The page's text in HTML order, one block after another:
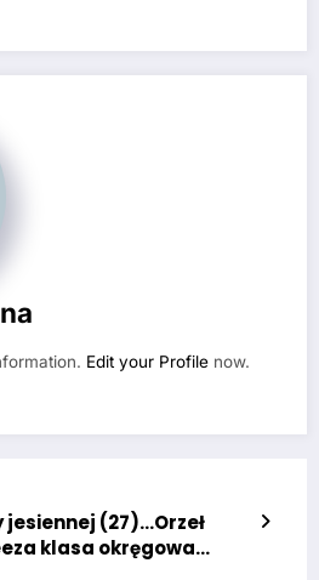
Edit your Profile now.
(27)…Orzeł
klasa okręgowa